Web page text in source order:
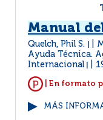
Manual
Quelch, Phil S.
Ayuda Técnica.
Internacional
| En formato
MÁS